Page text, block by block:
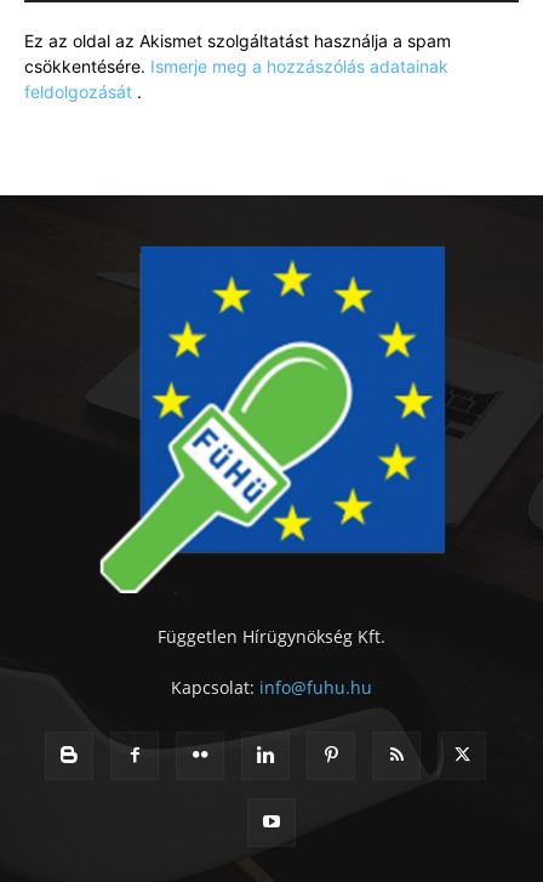
Ez az oldal az Akismet szolgáltatást használja a spam
csökkentésére. Ismerje meg a hozzászólás adatainak
feldolgozását .
Független Hírügynökség Kft.
Kapcsolat: info@fuhu.hu